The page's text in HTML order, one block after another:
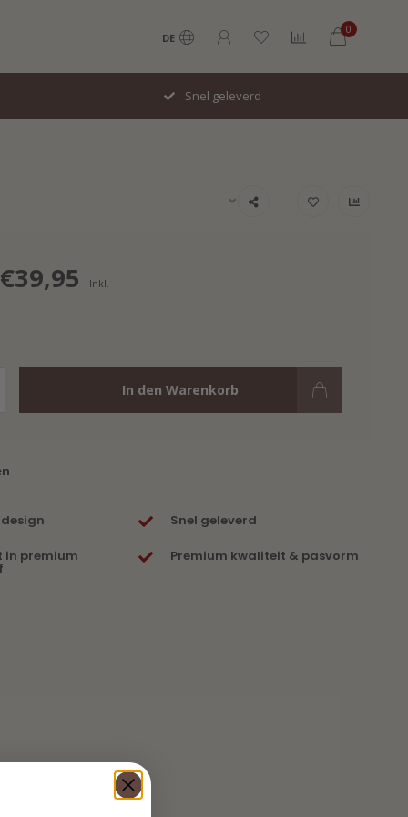
DE
0
Snel geleverd
€39,95
Inkl.
In den Warenkorb
Snel geleverd
in premium Premium kwaliteit & pasvorm